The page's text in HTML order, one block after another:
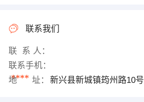
联系我们
联 系 人：
联系手机：
****
地 址： 新兴县新城镇筠州路10号